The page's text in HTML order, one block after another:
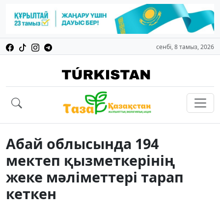
сенбі, 8 тамыз, 2026
Абай облысында 194
мектеп қызметкерінің
жеке мәліметтері тарап
кеткен